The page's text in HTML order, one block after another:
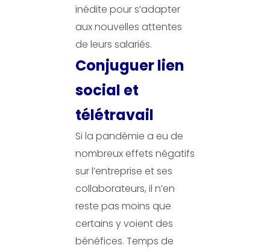
inédite pour s’adapter
aux nouvelles attentes
de leurs salariés.
Conjuguer lien
social et
télétravail
Si la pandémie a eu de
nombreux effets négatifs
sur l’entreprise et ses
collaborateurs, il n’en
reste pas moins que
certains y voient des
bénéfices. Temps de